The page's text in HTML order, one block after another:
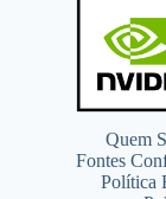
Quem
Fontes
Política